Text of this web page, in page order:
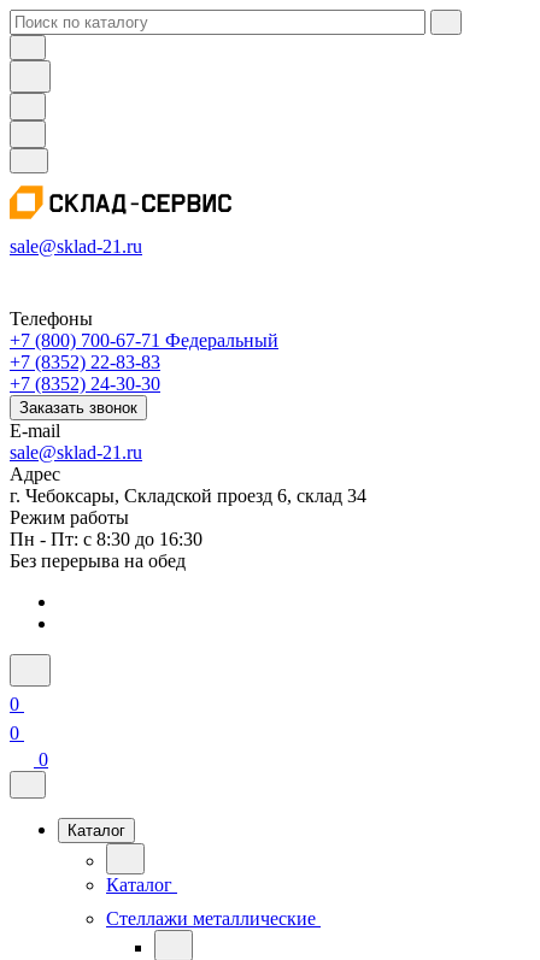
sale@sklad-21.ru
Телефоны
+7 (800) 700-67-71 Федеральный
+7 (8352) 22-83-83
+7 (8352) 24-30-30
Заказать звонок
E-mail
sale@sklad-21.ru
Адрес
г. Чебоксары, Складской проезд 6, склад 34
Режим работы
Пн - Пт: с 8:30 до 16:30
Без перерыва на обед
0
0
0
Каталог
Каталог
Стеллажи металлические